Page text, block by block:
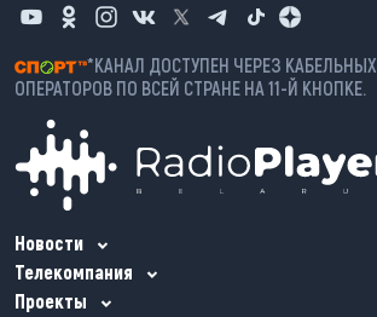
*КАНАЛ ДОСТУПЕН ЧЕРЕЗ КАБЕЛЬНЫХ
ОПЕРАТОРОВ ПО ВСЕЙ СТРАНЕ НА 11-Й КНОПКЕ.
Новости
Телекомпания
Проекты